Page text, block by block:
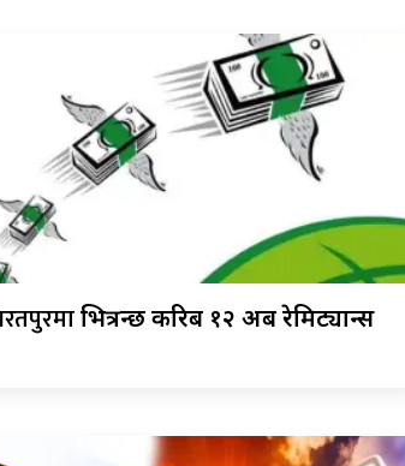
भित्रन्छ करिब १२ अर्ब रेमिट्यान्स